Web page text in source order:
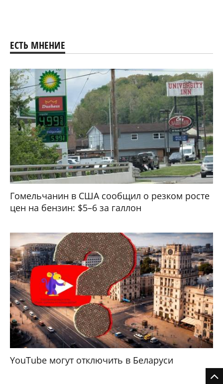
ЕСТЬ МНЕНИЕ
Гомельчанин в США сообщил о резком росте
цен на бензин: $5–6 за галлон
YouTube могут отключить в Беларуси